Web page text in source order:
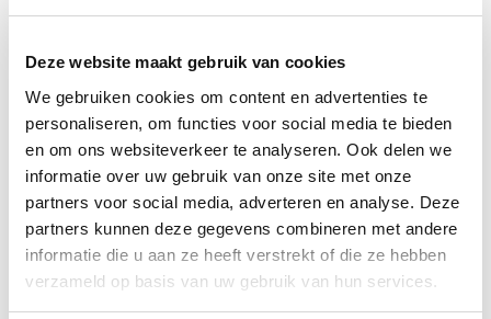
Deze website maakt gebruik van cookies
We gebruiken cookies om content en advertenties te
personaliseren, om functies voor social media te bieden
en om ons websiteverkeer te analyseren. Ook delen we
informatie over uw gebruik van onze site met onze
partners voor social media, adverteren en analyse. Deze
partners kunnen deze gegevens combineren met andere
informatie die u aan ze heeft verstrekt of die ze hebben
verzameld op basis van uw gebruik van hun services.
dichtbij
Met 60+ verkooppunten in Nederland en België staan wij
met onze XL Travelcenters, mobiele reisadviseurs van
TravelXL@Home en deze website altijd voor uw vakantie
klaar.
• Ontzorgen van A-Z • Onafhankelijk advies • Maatwerk •
Bespaar tijd en stress
TravelXLreisbureau's